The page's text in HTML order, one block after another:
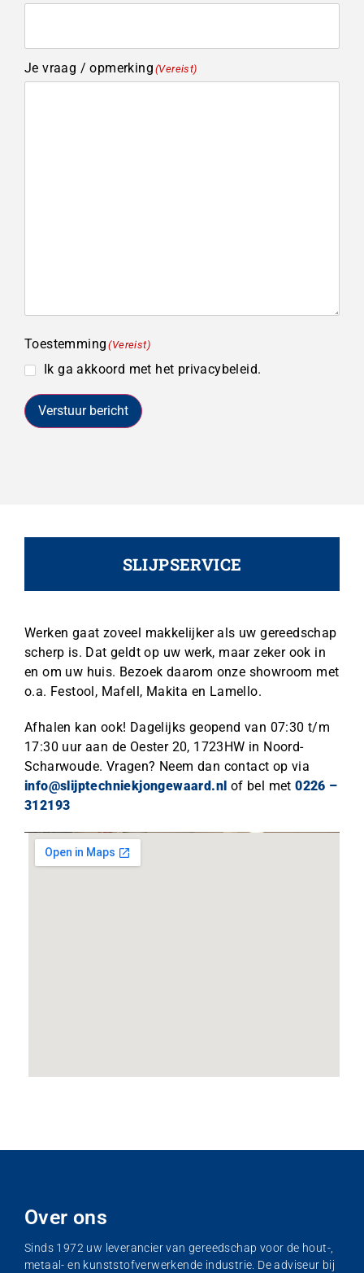
Je vraag / opmerking (Vereist)
Toestemming (Vereist)
Ik ga akkoord met het privacybeleid.
Verstuur bericht
SLIJPSERVICE
Werken gaat zoveel makkelijker als uw gereedschap
scherp is. Dat geldt op uw werk, maar zeker ook in
en om uw huis. Bezoek daarom onze showroom met
o.a. Festool, Mafell, Makita en Lamello.
Afhalen kan ook! Dagelijks geopend van 07:30 t/m
17:30 uur aan de Oester 20, 1723HW in Noord-
Scharwoude. Vragen? Neem dan contact op via
info@slijptechniekjongewaard.nl of bel met0226 –
312193
Over ons
Sinds 1972 uw leverancier van gereedschap voor de hout-,
metaal- en kunststofverwerkende industrie. De adviseur bij